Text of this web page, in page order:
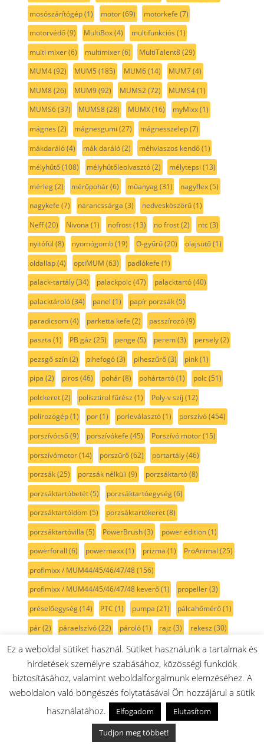
mosószárítógép(1) motor(69) motorkefe (7)
motorvédő(9) MultiBox(4) multifunkciós (1)
multi mixer(6) multimixer(6) MultiTalent8(29)
MUM4(92) MUM5 (185) MUM6(14) MUM7(4)
MUM8(26) MUM9(92) MUMS2(72) MUMS4(1)
MUMS6(37) MUMS8(28) MUMX(16) myMixx(1)
mágnes (2) mágnesgumi (27) mágnesszelep(7)
mákdaráló(4) mák daráló(2) méhviaszos kendő(1)
mélyhűtő(108) mélyhűtőleolvasztó(2) mélytepsi (13)
mérleg(2) mérőpohár(6) műanyag(31) nagyflex(5)
nagykefe (7) narancssárga (3) nedvesköszörű(1)
Neff(20) Nivona (1) nofrost(13) no frost(2) ntc(3)
nyitófül (8) nyomógomb(19) O-gyűrű(20) olajsütő(1)
oldallap(4) optiMUM (63) padlókefe (1)
palack-tartály(34) palackpolc(47) palacktartó(40)
palacktároló(34) panel (1) papír porzsák(5)
paradicsom(4) parketta kefe (2) passzírozó(9)
paszta (1) PB gáz (25) penge (5) perem(3) persely(2)
pezsgő szín(2) pihefogó(3) piheszűrő(3) pink(1)
pipa (2) piros (46) pohár(8) pohártartó(1) polc(51)
polckeret(2) polisztirol fűrész (1) Poly-v szíj (12)
polírozógép(1) por(1) porleválasztó(1) porszívó(454)
porszívócső(9) porszívókefe (45) Porszívó motor(15)
porszívómotor(14) porszűrő(62) portartály(46)
porzsák(25) porzsák nélküli (9) porzsáktartó(8)
porzsáktartóbetét(5) porzsáktartóegység(6)
porzsáktartóidom(5) porzsáktartókeret(8)
porzsáktartóvilla (5) PowerBrush(3) power edition(1)
powerforall (6) powermaxx(1) prizma (1) ProAnimal (25)
profimixx / MUM44/45/46/47/48(156)
profimixx / MUM44/45/46/47/48 keverő(1) propeller(3)
préselőegység(14) PTC (1) pumpa (21) pálcahőmérő(1)
pár(2) páraelszívó(22) pároló(1) rajz (3) rekesz (30)
rendszer(1) reszelelő(5) reszelő(18) rezgőcsiszoló(3)
robotgép(380) robot porszívó(15) robotporszívó (11)
rozsdamentes
rádió(1) résszívó(18)
rókafűrész(1) rózsaszín(2)
röszti(2) rúdmixer(102) rúdmixerszár
Ez a weboldal sütiket használ. Sütiket használunk a tartalmak és
hirdetések személyre szabásához, közösségi funkciók
biztosításához, valamint weboldalforgalmunk elemzéséhez. A
weboldalon való böngészés folytatásával Ön hozzájárul a sütik
használatához.
Elfogadom
Elutasítom
Tudjon meg többet!